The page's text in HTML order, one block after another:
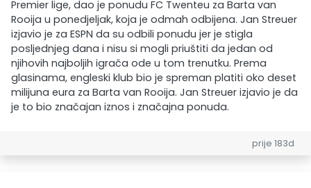
Premier lige, dao je ponudu FC Twenteu za Barta van
Rooija u ponedjeljak, koja je odmah odbijena. Jan Streuer
izjavio je za ESPN da su odbili ponudu jer je stigla
posljednjeg dana i nisu si mogli priuštiti da jedan od
njihovih najboljih igrača ode u tom trenutku. Prema
glasinama, engleski klub bio je spreman platiti oko deset
milijuna eura za Barta van Rooija. Jan Streuer izjavio je da
je to bio značajan iznos i značajna ponuda.
prije 183d